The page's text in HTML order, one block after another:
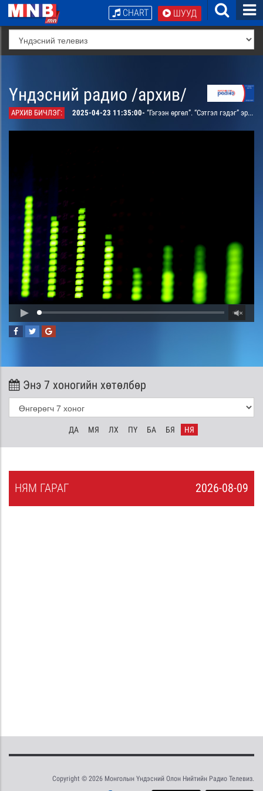
ШУУД
CHART
Үндэсний радио /архив/
АРХИВ БИЧЛЭГ: 2025-04-23 11:35:00- “Гэгээн өргөл”. “Сэтгэл гэдэг” эргэцүүлэл /давтана/
Энэ 7 хоногийн хөтөлбөр
ДА МЯ ЛХ ПҮ БА БЯ НЯ
2026-08-09
НЯМ ГАРАГ
Copyright © 2026 Монголын Үндэсний Олон Нийтийн Радио Телевиз.